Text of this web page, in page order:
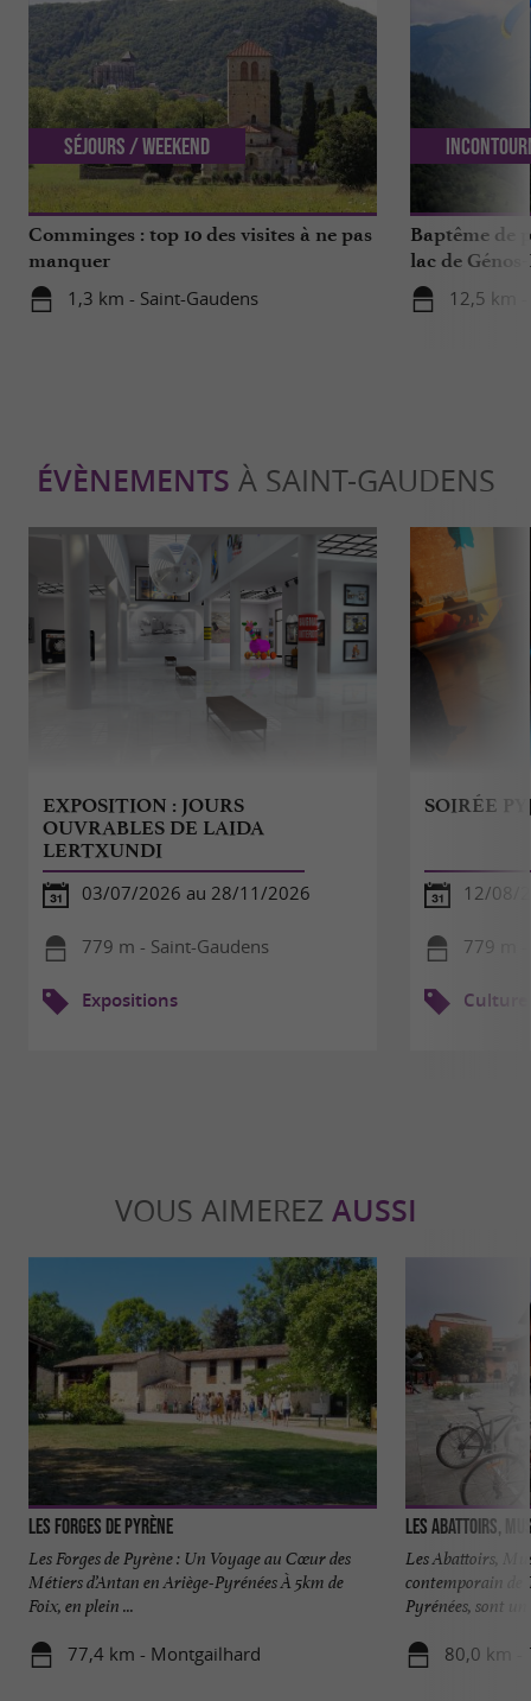
Comminges : top 10 des visites à ne pas
manquer
1,3 km - Saint-Gaudens
Séjours / Weekend
Baptême de
lac de
expérience à
12,5 km -
ÉVÈNEMENTS À SAINT-GAUDENS
EXPOSITION : JOURS
OUVRABLES DE LAIDA
LERTXUNDI
03/07/2026 au 28/11/2026
779 m - Saint-Gaudens
Expositions
SOIRÉE
12/08/
779 m -
Culture
VOUS AIMEREZ AUSSI
Les Forges de Pyrène
Les Forges de Pyrène : Un Voyage au Cœur des
Métiers d’Antan en Ariège-Pyrénées À 5km de
Foix, en plein ...
77,4 km - Montgailhard
Les Abattoirs,
contemporain de
Pyrénées, sont
80,0 km -